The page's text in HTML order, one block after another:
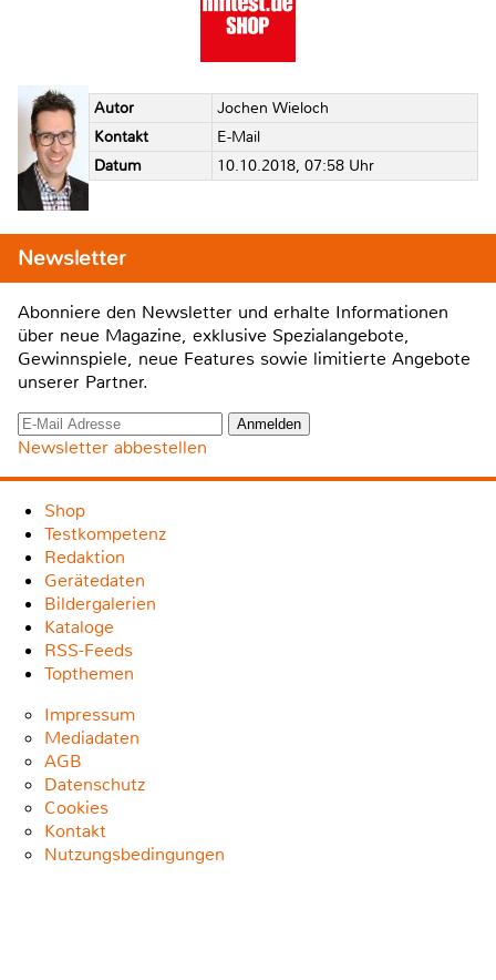
Autor
Jochen Wieloch
Kontakt
E-Mail
Datum
10.10.2018, 07:58 Uhr
Newsletter
Abonniere den Newsletter und erhalte Informationen
über neue Magazine, exklusive Spezialangebote,
Gewinnspiele, neue Features sowie limitierte Angebote
unserer Partner.
Newsletter abbestellen
Shop
Testkompetenz
Redaktion
Gerätedaten
Bildergalerien
Kataloge
RSS-Feeds
Topthemen
Impressum
Mediadaten
AGB
Datenschutz
Cookies
Kontakt
Nutzungsbedingungen